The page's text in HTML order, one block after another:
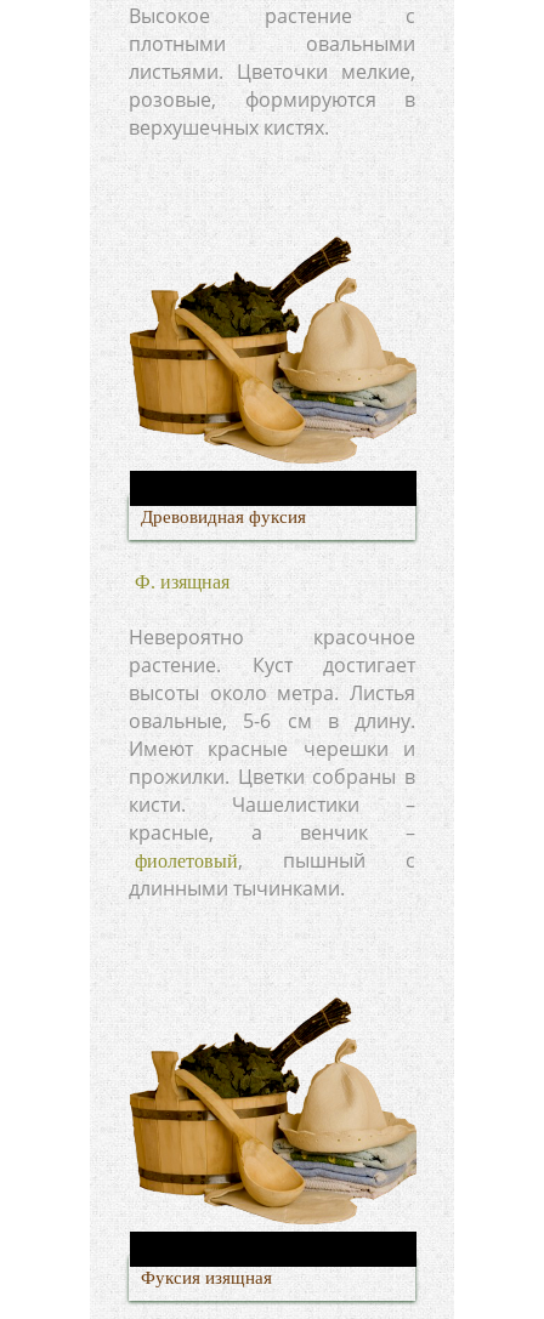
Высокое растение с
плотными овальными
листьями. Цветочки мелкие,
розовые, формируются в
верхушечных кистях.
Древовидная фуксия
Ф. изящная
Невероятно красочное
растение. Куст достигает
высоты около метра. Листья
овальные, 5-6 см в длину.
Имеют красные черешки и
прожилки. Цветки собраны в
кисти. Чашелистики –
красные, а венчик –
фиолетовый, пышный с
длинными тычинками.
Фуксия изящная